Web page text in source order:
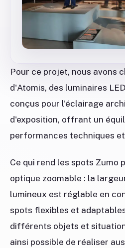
Pour ce projet, nous avons
d'Atomis, des luminaires
conçus pour l'éclairage
d'exposition, offrant un
performances techniques
Ce qui rend les spots Zumo
optique zoomable : la
lumineux est réglable en
spots flexibles et
différents objets et
ainsi possible de réaliser